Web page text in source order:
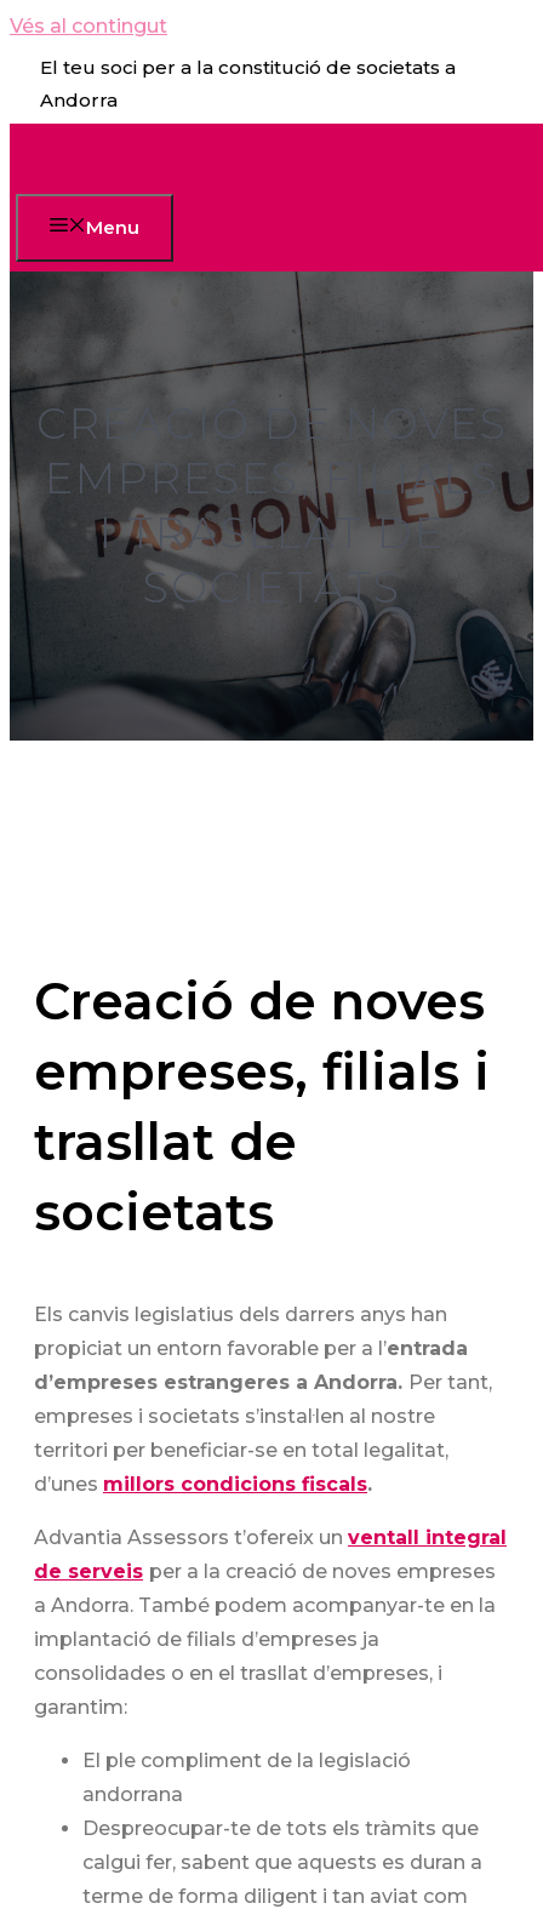
Vés al contingut
El teu soci per a la constitució de societats a
Andorra
Menu
CREACIÓ DE NOVES
EMPRESES, FILIALS
I TRASLLAT DE
SOCIETATS
Creació de noves
empreses, filials i
trasllat de
societats
Els canvis legislatius dels darrers anys han
propiciat un entorn favorable per a l’entrada
d’empreses estrangeres a Andorra. Per tant,
empreses i societats s’instal·len al nostre
territori per beneficiar-se en total legalitat,
d’unes millors condicions fiscals.
Advantia Assessors t’ofereix un ventall integral
de serveis per a la creació de noves empreses
a Andorra. També podem acompanyar-te en la
implantació de filials d’empreses ja
consolidades o en el trasllat d’empreses, i
garantim:
El ple compliment de la legislació
andorrana
Despreocupar-te de tots els tràmits que
calgui fer, sabent que aquests es duran a
terme de forma diligent i tan aviat com